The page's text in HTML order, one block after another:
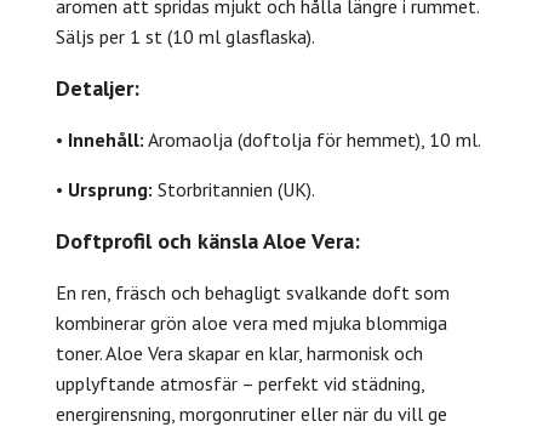
aromen att spridas mjukt och hålla längre i rummet.
Säljs per 1 st (10 ml glasflaska).
Detaljer:
• Innehåll: Aromaolja (doftolja för hemmet), 10 ml.
• Ursprung: Storbritannien (UK).
Doftprofil och känsla Aloe Vera:
En ren, fräsch och behagligt svalkande doft som
kombinerar grön aloe vera med mjuka blommiga
toner. Aloe Vera skapar en klar, harmonisk och
upplyftande atmosfär – perfekt vid städning,
energirensning, morgonrutiner eller när du vill ge